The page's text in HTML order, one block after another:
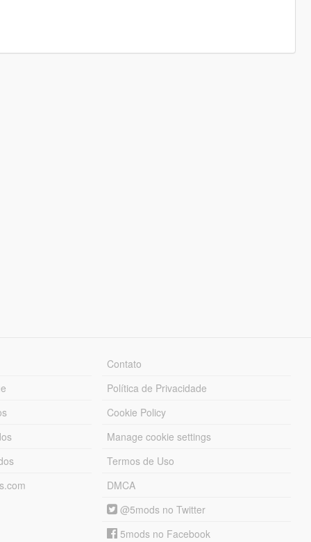
Contato
Política de Privacidade
Cookie Policy
Manage cookie settings
Termos de Uso
DMCA
@5mods no Twitter
5mods no Facebook